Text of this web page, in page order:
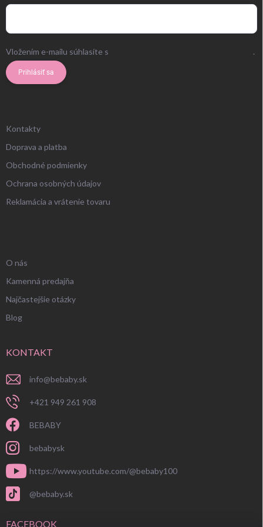
Vložením e-mailu súhlasíte s .
Prihlásiť sa
Kontakty
Doprava a platba
Obchodné podmienky
Ochrana osobných údajov
Reklamácia a vrátenie tovaru
O nás
Kamenná predajňa
Najčastejšie otázky
Blog
KONTAKT
info@bebaby.sk
+421 949 261 908
BEBABY
bebabysk
https://www.youtube.com/@bebaby100
@bebaby.sk
FACEBOOK